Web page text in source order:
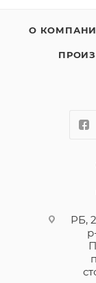
О
РБ,